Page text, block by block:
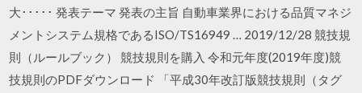
大･････ 発表テーマ 発表の主旨 自動車業界における品質マネジ
メントシステム規格であるISO/TS16949 … 2019/12/28 競技規
則（ルールブック） 競技規則を購入 令和元年度(2019年度)競
技規則のPDFダウンロード 「平成30年改訂版競技規則（タグ